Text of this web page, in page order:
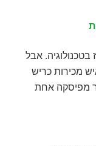
בטכנולוגיה. אבל
מכירות כריש
מפיסקה אחת